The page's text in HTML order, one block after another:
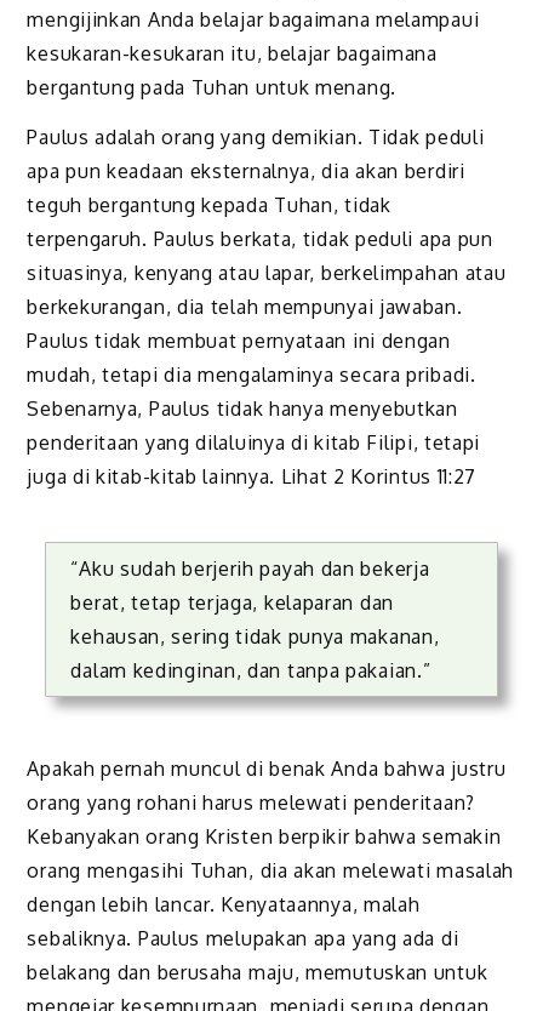
mengijinkan Anda belajar bagaimana melampaui
kesukaran-kesukaran itu, belajar bagaimana
bergantung pada Tuhan untuk menang.
Paulus adalah orang yang demikian. Tidak peduli
apa pun keadaan eksternalnya, dia akan berdiri
teguh bergantung kepada Tuhan, tidak
terpengaruh. Paulus berkata, tidak peduli apa pun
situasinya, kenyang atau lapar, berkelimpahan atau
berkekurangan, dia telah mempunyai jawaban.
Paulus tidak membuat pernyataan ini dengan
mudah, tetapi dia mengalaminya secara pribadi.
Sebenarnya, Paulus tidak hanya menyebutkan
penderitaan yang dilaluinya di kitab Filipi, tetapi
juga di kitab-kitab lainnya. Lihat 2 Korintus 11:27
“Aku sudah berjerih payah dan bekerja
berat, tetap terjaga, kelaparan dan
kehausan, sering tidak punya makanan,
dalam kedinginan, dan tanpa pakaian.”
Apakah pernah muncul di benak Anda bahwa justru
orang yang rohani harus melewati penderitaan?
Kebanyakan orang Kristen berpikir bahwa semakin
orang mengasihi Tuhan, dia akan melewati masalah
dengan lebih lancar. Kenyataannya, malah
sebaliknya. Paulus melupakan apa yang ada di
belakang dan berusaha maju, memutuskan untuk
mengejar kesempurnaan, menjadi serupa dengan